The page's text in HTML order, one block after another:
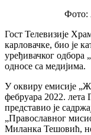
Фото:
Гост Телевизије
карловачке, био је
уређивачког одбора
односе са медијима.
У оквиру емисије
фебруара 2022. лета
представио је
„Православног
Миланка Тешовић,